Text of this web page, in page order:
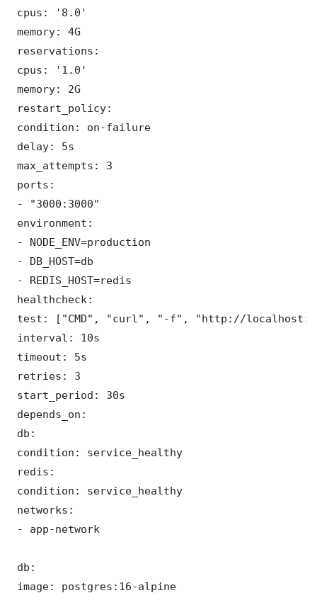
cpus: '8.0'
memory: 4G
reservations:
cpus: '1.0'
memory: 2G
restart_policy:
condition: on-failure
delay: 5s
max_attempts: 3
ports:
- "3000:3000"
environment:
- NODE_ENV=production
- DB_HOST=db
- REDIS_HOST=redis
healthcheck:
test: ["CMD", "curl", "-f", "http://
interval: 10s
timeout: 5s
retries: 3
start_period: 30s
depends_on:
db:
condition: service_healthy
redis:
condition: service_healthy
networks:
- app-network
db:
image: postgres:16-alpine